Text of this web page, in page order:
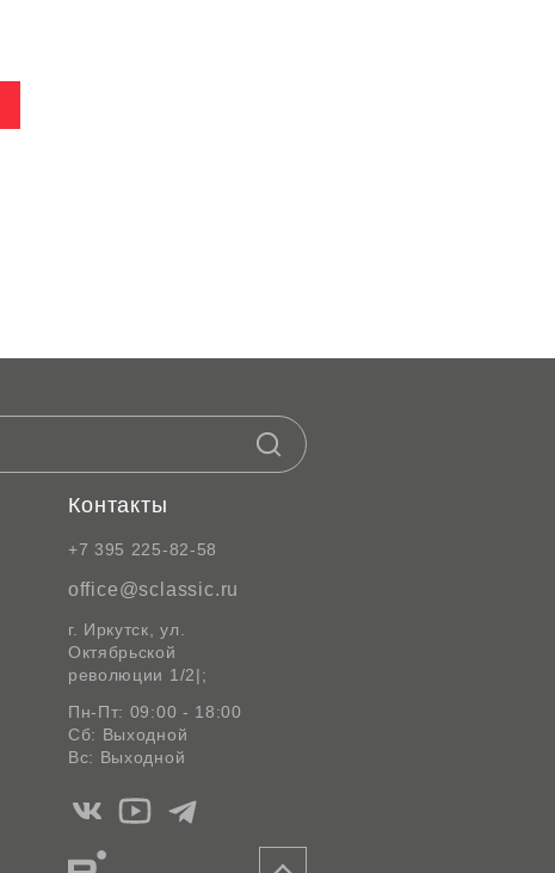
Контакты
+7 395 225-82-58
office@sclassic.ru
г. Иркутск, ул.
Октябрьской
революции 1/2|;
Пн-Пт: 09:00 - 18:00
Сб: Выходной
Вс: Выходной
Мы
Мы
Мы